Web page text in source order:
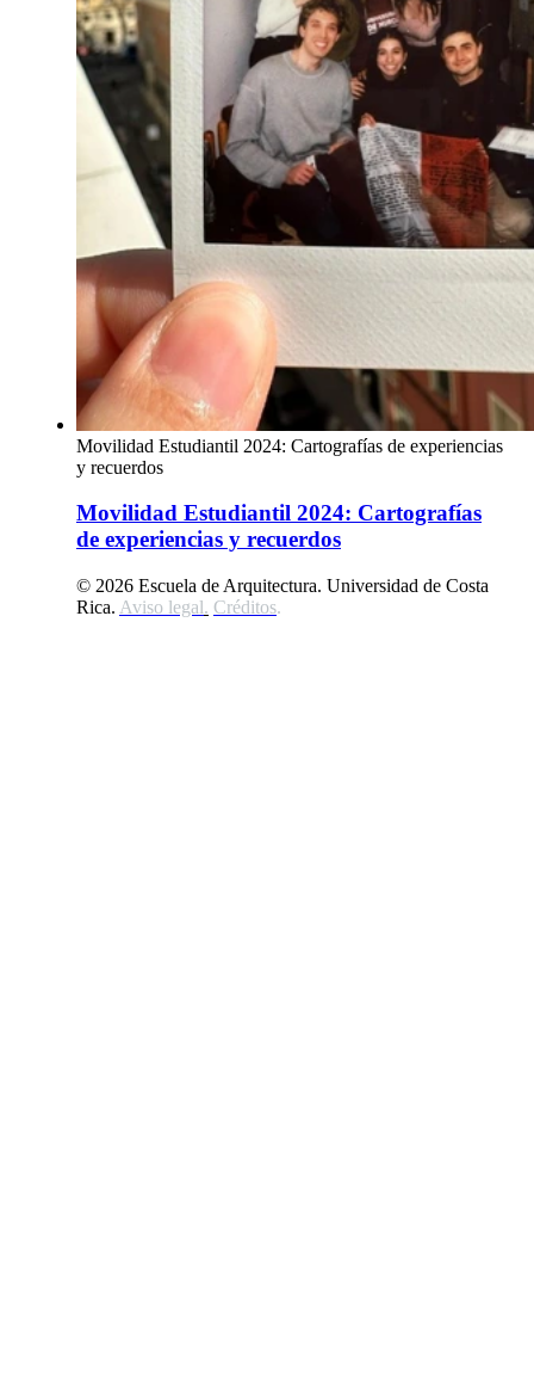
Movilidad Estudiantil 2024: Cartografías de experiencias
y recuerdos
Movilidad Estudiantil 2024: Cartografías
de experiencias y recuerdos
© 2026 Escuela de Arquitectura. Universidad de Costa
Rica. Aviso legal. Créditos.